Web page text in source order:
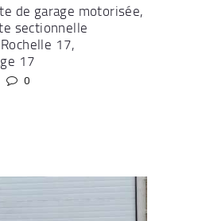
de garage motorisée,
sectionnelle
17,
17
0